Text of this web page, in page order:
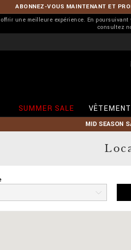
ABONNEZ-VOUS MAINTENANT ET
une meilleure expérience. En
consultez
SUMMER SALE
MID SEASON